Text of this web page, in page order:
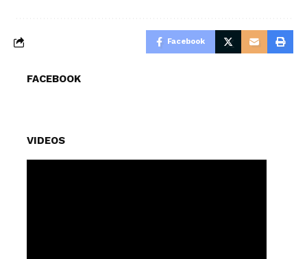
Facebook
FACEBOOK
VIDEOS